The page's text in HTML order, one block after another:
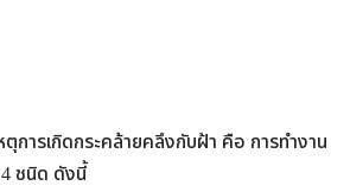
การเกิดกระคล้ายคลึงกับฝ้า คือ การทำงาน
ชนิด ดังนี้